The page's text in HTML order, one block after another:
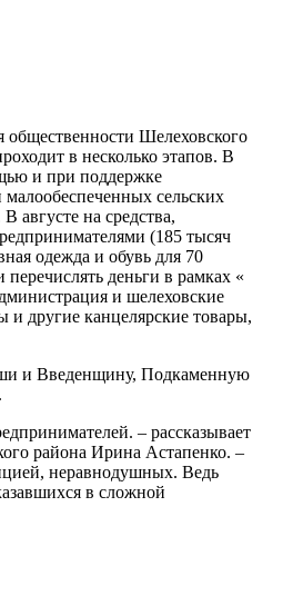
Шелеховского
в несколько этапов. В
и при поддержке
сельских
августе на средства,
(185 тысяч
одежда и обувь для 70
деньги в рамках «
и шелеховские
и другие канцелярские товары,
и Введенщину, Подкаменную
– рассказывает
района Ирина Астапенко. –
неравнодушных. Ведь
в сложной